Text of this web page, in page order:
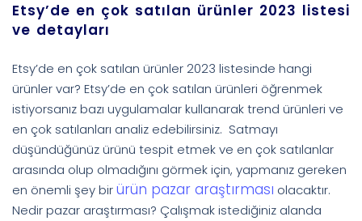
Etsy’de en çok satılan ürünler 2023 listesi
ve detayları
Etsy’de en çok satılan ürünler 2023 listesinde hangi
ürünler var? Etsy’de en çok satılan ürünleri öğrenmek
istiyorsanız bazı uygulamalar kullanarak trend ürünleri ve
en çok satılanları analiz edebilirsiniz. Satmayı
düşündüğünüz ürünü tespit etmek ve en çok satılanlar
arasında olup olmadığını görmek için, yapmanız gereken
en önemli şey birürün pazar araştırması olacaktır.
Nedir pazar araştırması? Çalışmak istediğiniz alanda